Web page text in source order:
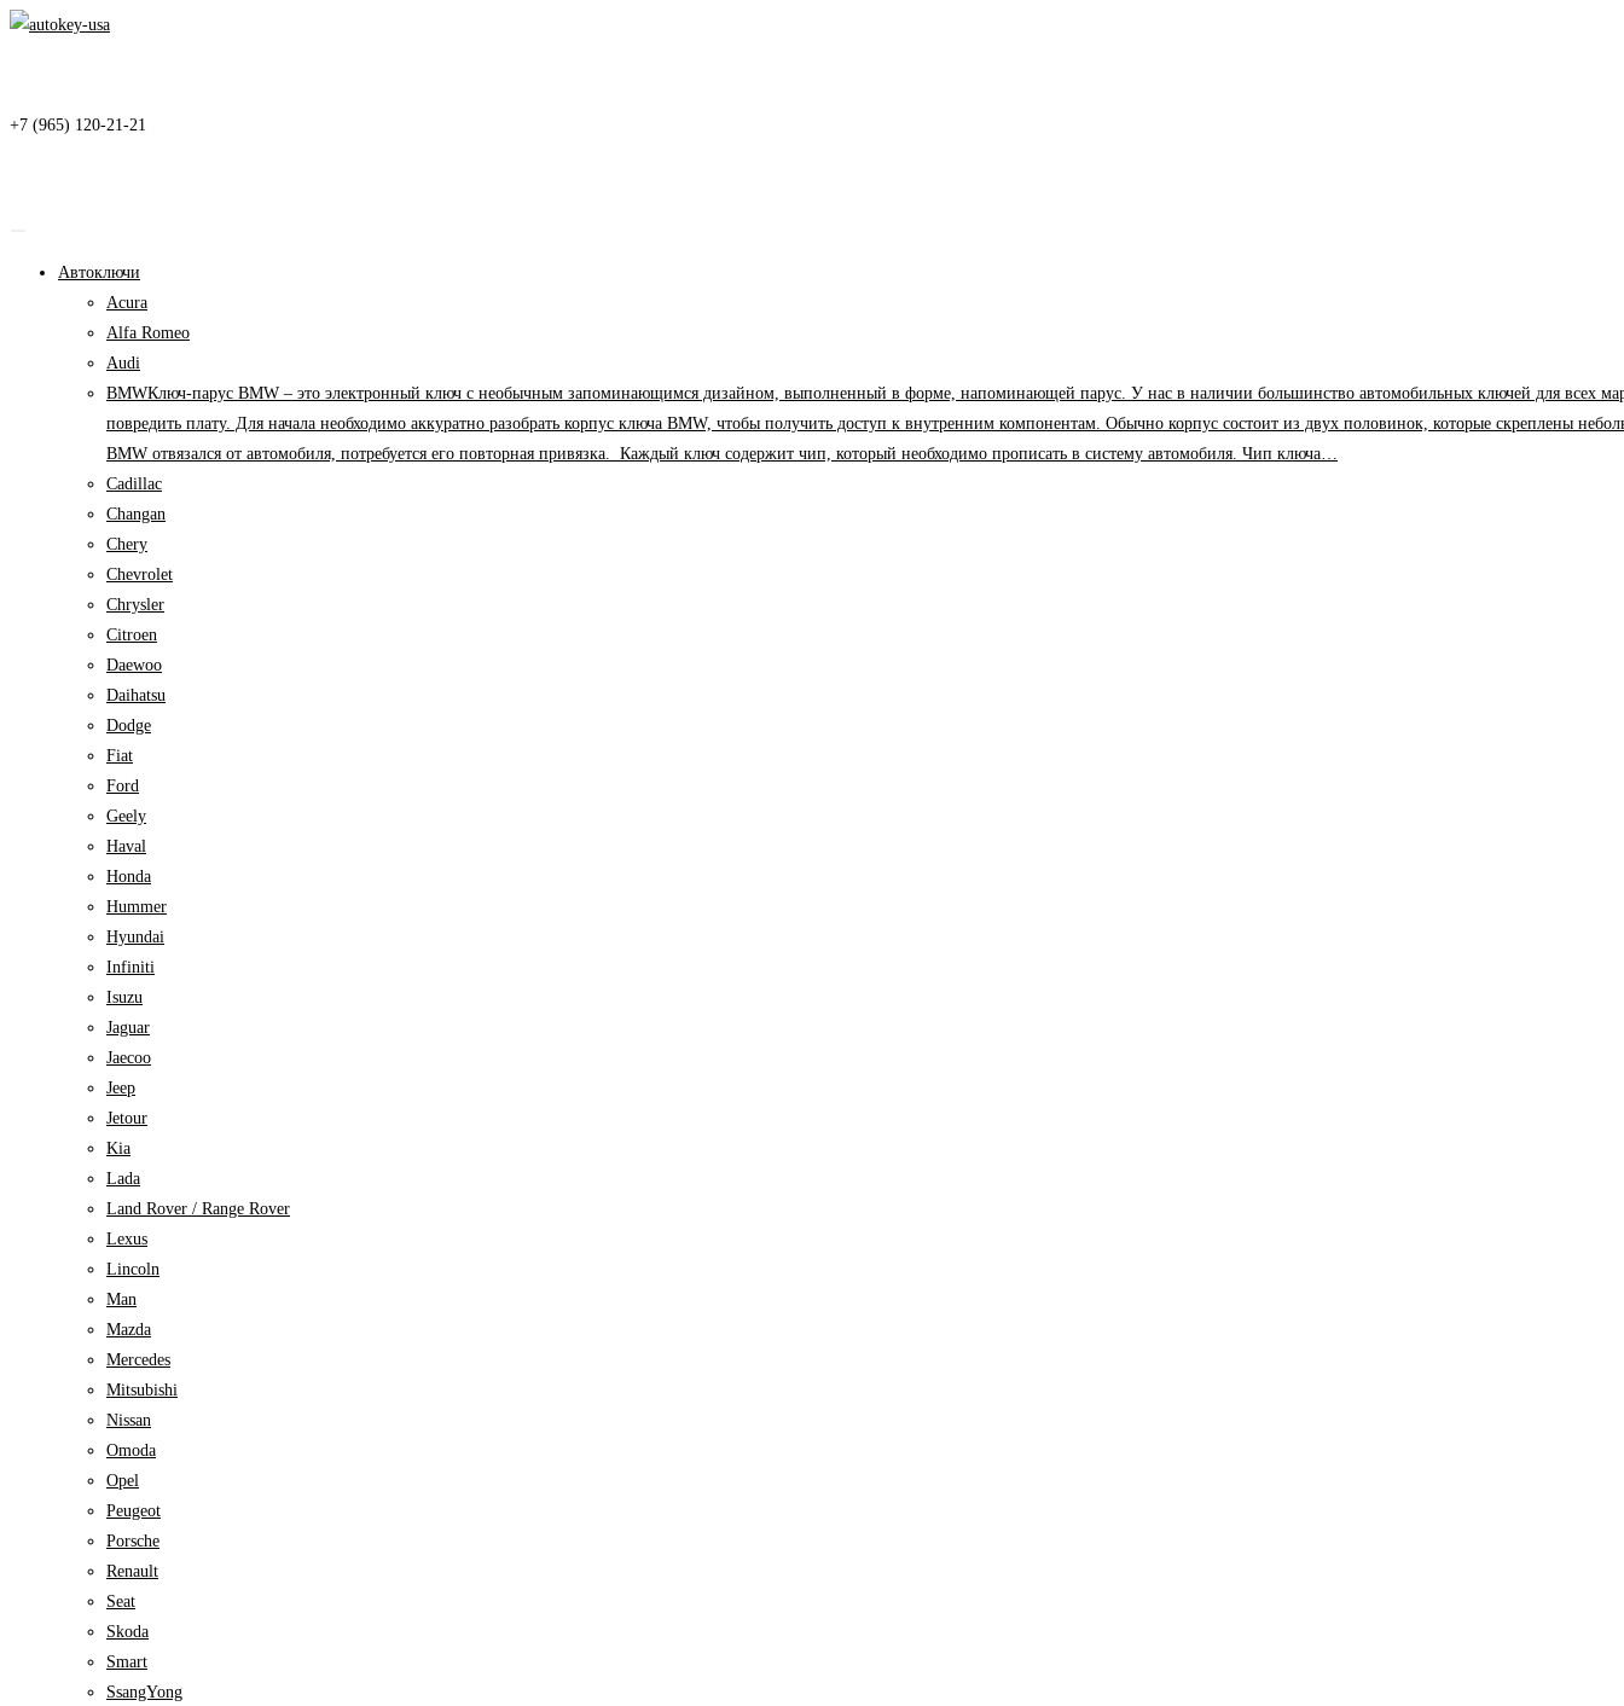
Перейти
+7 (965) 120-21-21
Автоключи
Acura
Alfa Romeo
Audi
BMWКлюч-парус BMW – это электронный ключ с необычным запоминающимся дизайном, выполненный в форме, напоминающей парус. У нас в наличии большинство автомобильных ключей для всех
повредить плату. Для начала необходимо аккуратно разобрать корпус ключа BMW, чтобы получить доступ к внутренним компонентам. Обычно корпус состоит из двух половинок, которые
BMW отвязался от автомобиля, потребуется его повторная привязка. Каждый ключ содержит чип, который необходимо прописать в систему автомобиля. Чип ключа…
Cadillac
Changan
Chery
Chevrolet
Chrysler
Citroen
Daewoo
Daihatsu
Dodge
Fiat
Ford
Geely
Haval
Honda
Hummer
Hyundai
Infiniti
Isuzu
Jaguar
Jaecoo
Jeep
Jetour
Kia
Lada
Land Rover / Range Rover
Lexus
Lincoln
Man
Mazda
Mercedes
Mitsubishi
Nissan
Omoda
Opel
Peugeot
Porsche
Renault
Seat
Skoda
Smart
SsangYong